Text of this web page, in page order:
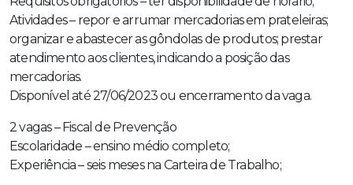
Atividades – repor e arrumar mercadorias em prateleiras;
organizar e abastecer as gôndolas de produtos; prestar
atendimento aos clientes, indicando a posição das
mercadorias.
Disponível até 27/06/2023 ou encerramento da vaga.
2 vagas – Fiscal de Prevenção
Escolaridade – ensino médio completo;
Experiência – seis meses na Carteira de Trabalho;